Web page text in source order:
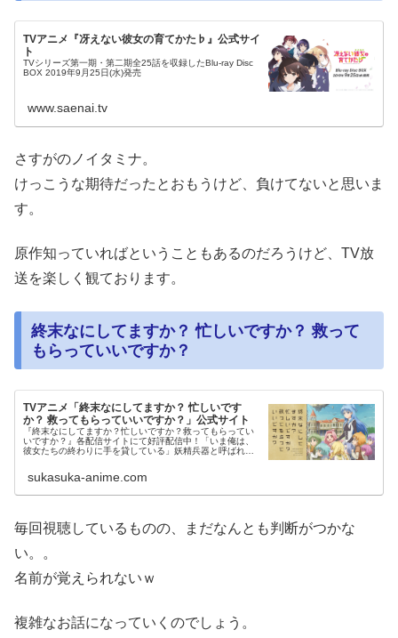
TVアニメ『冴えない彼女の育てかた♭』公式サイ
ト
TVシリーズ第一期・第二期全25話を収録したBlu-ray Disc
BOX 2019年9月25日(水)発売
www.saenai.tv
さすがのノイタミナ。
けっこうな期待だったとおもうけど、負けてないと思いま
す。
原作知っていればということもあるのだろうけど、TV放
送を楽しく観ております。
終末なにしてますか？ 忙しいですか？ 救って
もらっていいですか？
TVアニメ「終末なにしてますか？ 忙しいです
か？ 救ってもらっていいですか？」公式サイト
『終末なにしてますか？忙しいですか？救ってもらってい
いですか？』各配信サイトにて好評配信中！「いま俺は、
彼女たちの終わりに手を貸している」妖精兵器と呼ばれる
sukasuka-anime.com
毎回視聴しているものの、まだなんとも判断がつかな
い。。
名前が覚えられないｗ
複雑なお話になっていくのでしょう。